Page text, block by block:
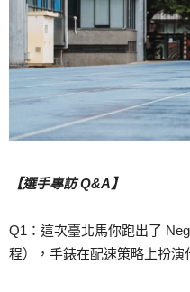
【選手專訪 Q&A】
Q1：這次臺北馬你跑出了
程），手錶在配速策略上扮演